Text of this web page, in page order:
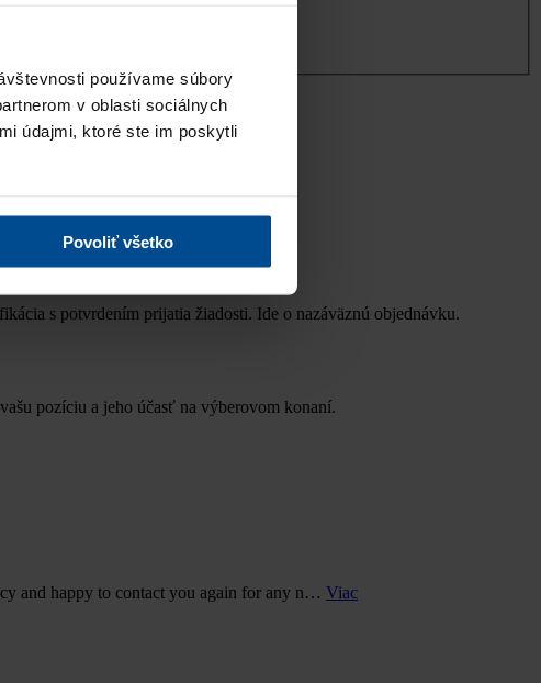
používame súbory
v oblasti sociálnych
údajmi, ktoré ste im poskytli
Povoliť všetko
s potvrdením prijatia žiadosti. Ide o nazáväznú objednávku.
pozíciu a jeho účasť na výberovom konaní.
and happy to contact you again for any n… Viac